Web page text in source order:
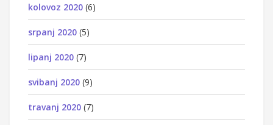
kolovoz 2020 (6)
srpanj 2020 (5)
lipanj 2020 (7)
svibanj 2020 (9)
travanj 2020 (7)